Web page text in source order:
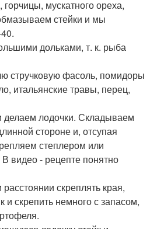
мускатного ореха,
стейки и мы
дольками, т. к. рыба
стручковую фасоль, помидоры
итальянские травы, перец,
делаем лодочки. Складываем
стороне и, отсупая
степлером или
видео - рецепте понятно
скреплять края,
и скрепить немного с запасом,